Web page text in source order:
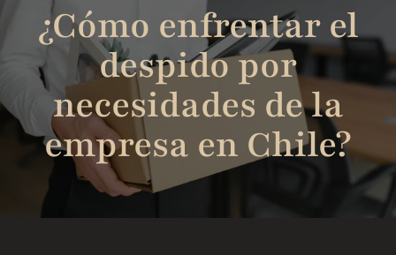
¿Cómo enfrentar el
despido por
necesidades de la
empresa en Chile?